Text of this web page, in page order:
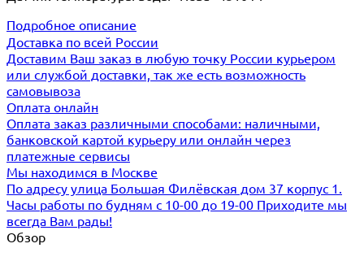
Подробное описание
Доставка по всей России
Доставим Ваш заказ в любую точку России курьером
или службой доставки, так же есть возможность
самовывоза
Оплата онлайн
Оплата заказ различными способами: наличными,
банковской картой курьеру или онлайн через
платежные сервисы
Мы находимся в Москве
По адресу улица Большая Филёвская дом 37 корпус 1.
Часы работы по будням с 10-00 до 19-00 Приходите мы
всегда Вам рады!
Обзор